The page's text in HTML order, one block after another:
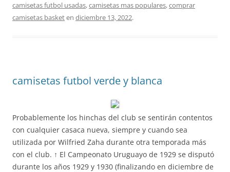
camisetas futbol usadas,camisetas mas populares,comprar
camisetas basketen diciembre 13, 2022.
camisetas futbol verde y blanca
Probablemente los hinchas del club se sentirán contentos
con cualquier casaca nueva, siempre y cuando sea
utilizada por Wilfried Zaha durante otra temporada más
con el club. ↑ El Campeonato Uruguayo de 1929 se disputó
durante los años 1929 y 1930 (finalizando en diciembre de